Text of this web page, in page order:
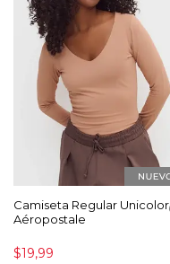
Camiseta Regular Unicolor
Aéropostale
$19,99